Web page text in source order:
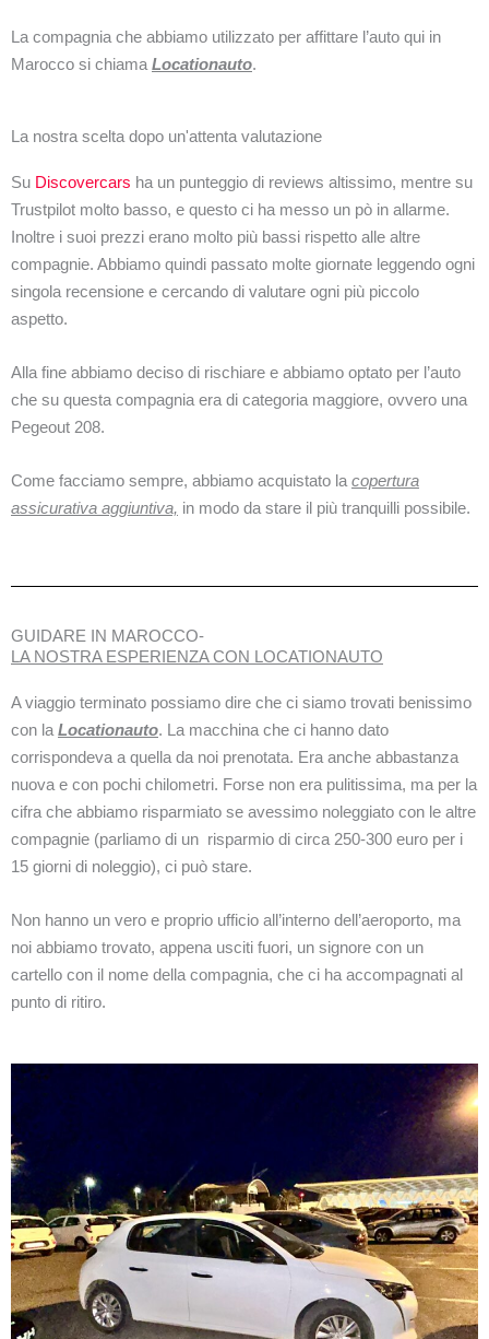
La compagnia che abbiamo utilizzato per affittare l’auto qui in
Marocco si chiama Locationauto.
La nostra scelta dopo un'attenta valutazione
Su Discovercars ha un punteggio di reviews altissimo, mentre su
Trustpilot molto basso, e questo ci ha messo un pò in allarme.
Inoltre i suoi prezzi erano molto più bassi rispetto alle altre
compagnie. Abbiamo quindi passato molte giornate leggendo ogni
singola recensione e cercando di valutare ogni più piccolo
aspetto.
Alla fine abbiamo deciso di rischiare e abbiamo optato per l’auto
che su questa compagnia era di categoria maggiore, ovvero una
Pegeout 208.
Come facciamo sempre, abbiamo acquistato la copertura
assicurativa aggiuntiva, in modo da stare il più tranquilli possibile.
GUIDARE IN MAROCCO-
LA NOSTRA ESPERIENZA CON LOCATIONAUTO
A viaggio terminato possiamo dire che ci siamo trovati benissimo
con la Locationauto. La macchina che ci hanno dato
corrispondeva a quella da noi prenotata. Era anche abbastanza
nuova e con pochi chilometri. Forse non era pulitissima, ma per la
cifra che abbiamo risparmiato se avessimo noleggiato con le altre
compagnie (parliamo di un risparmio di circa 250-300 euro per i
15 giorni di noleggio), ci può stare.
Non hanno un vero e proprio ufficio all’interno dell’aeroporto, ma
noi abbiamo trovato, appena usciti fuori, un signore con un
cartello con il nome della compagnia, che ci ha accompagnati al
punto di ritiro.